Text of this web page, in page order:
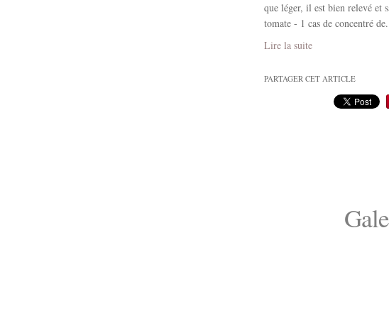
que léger, il est bien relevé et
tomate - 1 cas de concentré
Lire la suite
PARTAGER CET ARTICLE